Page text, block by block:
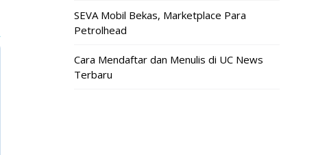
SEVA Mobil Bekas, Marketplace Para
Petrolhead
Cara Mendaftar dan Menulis di UC News
Terbaru